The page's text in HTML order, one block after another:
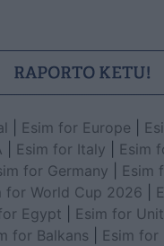
Esim for Europe
Esim for Italy Esim
for Germany Esim
for World Cup 2026
Egypt
Esim for
for Balkans Esim